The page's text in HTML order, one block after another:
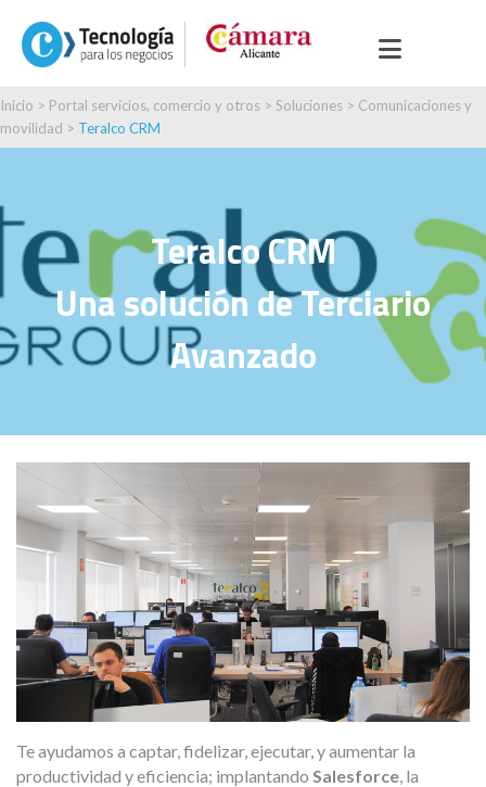
Inicio > Portal servicios, comercio y otros > Soluciones > Comunicaciones y
movilidad > Teralco CRM
Teralco CRM
Una solución de Terciario
Avanzado
Te ayudamos a captar, fidelizar, ejecutar, y aumentar la
productividad y eficiencia; implantando Salesforce, la